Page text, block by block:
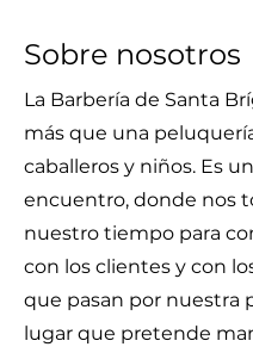
Sobre nosotros
La Barbería de Santa
más que una
caballeros y niños. Es
encuentro, donde nos
nuestro tiempo para
con los clientes y con
que pasan por nuestra
lugar que pretende